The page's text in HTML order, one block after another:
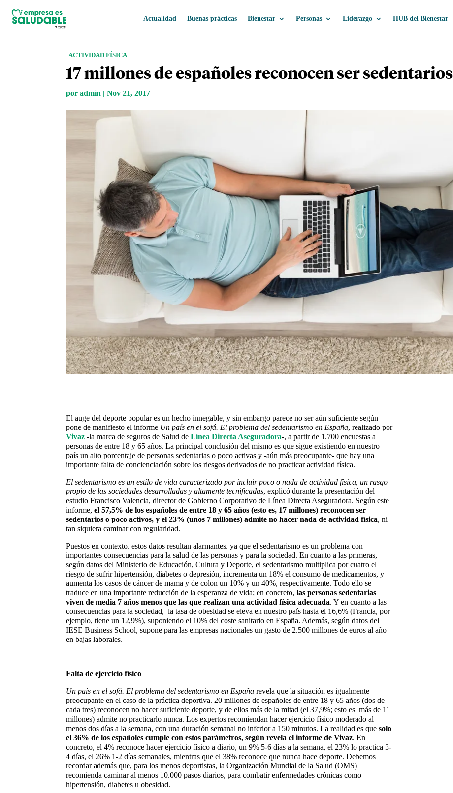
Actualidad Buenas prácticas Bienestar Personas Liderazgo HUB del Bienestar
ACTIVIDAD FÍSICA
17 millones de españoles reconocen ser sedentarios
poradmin |Nov 21, 2017
El auge del deporte popular es un hecho innegable, y sin embargo parece no ser aún suficiente según
pone de manifiesto el informe  Un país en el sofá. El problema del sedentarismo en España, realizado por
Vivaz -la marca de seguros de Salud deLínea Directa Aseguradora-, a partir de 1.700 encuestas a
personas de entre 18 y 65 años. La principal conclusión del mismo es que sigue existiendo en nuestro
país un alto porcentaje de personas sedentarias o poco activas y -aún más preocupante- que hay una
importante falta de concienciación sobre los riesgos derivados de no practicar actividad física.
El sedentarismo es un estilo de vida caracterizado por incluir poco o nada de actividad física, un rasgo
propio de las sociedades desarrolladas y altamente tecnificadas, explicó durante la presentación del
estudio Francisco Valencia, director de Gobierno Corporativo de Línea Directa Aseguradora. Según este
informe,el 57,5% de los españoles de entre 18 y 65 años (esto es, 17 millones) reconocen ser
sedentarios o poco activos, y el 23% (unos 7 millones) admite no hacer nada de actividad física, ni
tan siquiera caminar con regularidad.
Puestos en contexto, estos datos resultan alarmantes, ya que el sedentarismo es un problema con
importantes consecuencias para la salud de las personas y para la sociedad. En cuanto a las primeras,
según datos del Ministerio de Educación, Cultura y Deporte, el sedentarismo multiplica por cuatro el
riesgo de sufrir hipertensión, diabetes o depresión, incrementa un 18% el consumo de medicamentos, y
aumenta los casos de cáncer de mama y de colon un 10% y un 40%, respectivamente. Todo ello se
traduce en una importante reducción de la esperanza de vida; en concreto,las personas sedentarias
viven de media 7 años menos que las que realizan una actividad física adecuada. Y en cuanto a las
consecuencias para la sociedad, la tasa de obesidad se eleva en nuestro país hasta el 16,6% (Francia, por
ejemplo, tiene un 12,9%), suponiendo el 10% del coste sanitario en España. Además, según datos del
IESE Business School, supone para las empresas nacionales un gasto de 2.500 millones de euros al año
en bajas laborales.
Falta de ejercicio físico
Un país en el sofá. El problema del sedentarismo en España  revela que la situación es igualmente
preocupante en el caso de la práctica deportiva. 20 millones de españoles de entre 18 y 65 años (dos de
cada tres) reconocen no hacer suficiente deporte, y de ellos más de la mitad (el 37,9%; esto es, más de 11
millones) admite no practicarlo nunca. Los expertos recomiendan hacer ejercicio físico moderado al
menos dos días a la semana, con una duración semanal no inferior a 150 minutos. La realidad es quesolo
el 36% de los españoles cumple con estos parámetros, según revela el informe de Vivaz. En
concreto, el 4% reconoce hacer ejercicio físico a diario, un 9% 5-6 días a la semana, el 23% lo practica 3-
4 días, el 26% 1-2 días semanales, mientras que el 38% reconoce que nunca hace deporte. Debemos
recordar además que, para los menos deportistas, la Organización Mundial de la Salud (OMS)
recomienda caminar al menos 10.000 pasos diarios, para combatir enfermedades crónicas como
hipertensión, diabetes u obesidad.